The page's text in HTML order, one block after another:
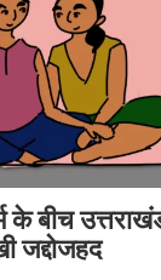
बीच
जद्दोजहद